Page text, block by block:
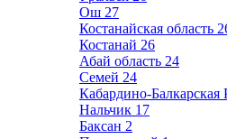
Ош 27
Костанайская область
Костанай 26
Абай область 24
Семей 24
Кабардино-Балкарская
Нальчик 17
Баксан 2